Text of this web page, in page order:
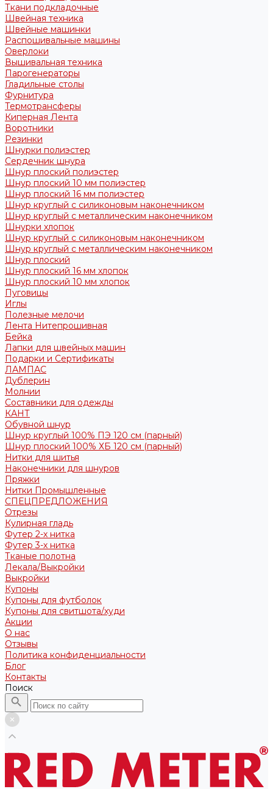
Ткани подкладочные
Швейная техника
Швейные машинки
Распошивальные машины
Оверлоки
Вышивальная техника
Парогенераторы
Гладильные столы
Фурнитура
Термотрансферы
Киперная Лента
Воротники
Резинки
Шнурки полиэстер
Сердечник шнура
Шнур плоский полиэстер
Шнур плоский 10 мм полиэстер
Шнур плоский 16 мм полиэстер
Шнур круглый с силиконовым наконечником
Шнур круглый с металлическим наконечником
Шнурки хлопок
Шнур круглый с силиконовым наконечником
Шнур круглый с металлическим наконечником
Шнур плоский
Шнур плоский 16 мм хлопок
Шнур плоский 10 мм хлопок
Пуговицы
Иглы
Полезные мелочи
Лента Нитепрошивная
Бейка
Лапки для швейных машин
Подарки и Сертификаты
ЛАМПАС
Дублерин
Молнии
Составники для одежды
КАНТ
Обувной шнур
Шнур круглый 100% ПЭ 120 см (парный)
Шнур плоский 100% ХБ 120 см (парный)
Нитки для шитья
Наконечники для шнуров
Пряжки
Нитки Промышленные
СПЕЦПРЕДЛОЖЕНИЯ
Отрезы
Кулирная гладь
Футер 2-х нитка
Футер 3-х нитка
Тканые полотна
Лекала/Выкройки
Выкройки
Купоны
Купоны для футболок
Купоны для свитшота/худи
Акции
О нас
Отзывы
Политика конфиденциальности
Блог
Контакты
Поиск